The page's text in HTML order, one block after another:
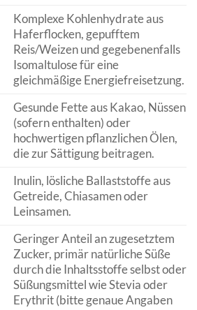
Komplexe Kohlenhydrate aus
Haferflocken, gepufftem
Reis/Weizen und gegebenenfalls
Isomaltulose für eine
gleichmäßige Energiefreisetzung.
Gesunde Fette aus Kakao, Nüssen
(sofern enthalten) oder
hochwertigen pflanzlichen Ölen,
die zur Sättigung beitragen.
Inulin, lösliche Ballaststoffe aus
Getreide, Chiasamen oder
Leinsamen.
Geringer Anteil an zugesetztem
Zucker, primär natürliche Süße
durch die Inhaltsstoffe selbst oder
Süßungsmittel wie Stevia oder
Erythrit (bitte genaue Angaben